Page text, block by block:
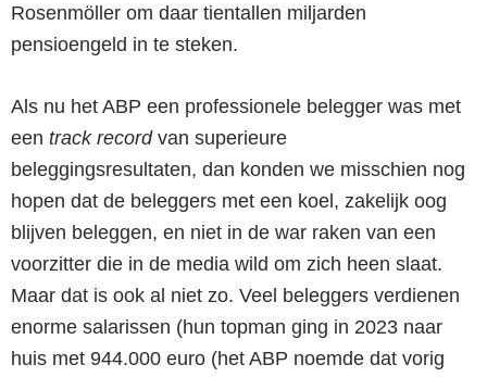
Rosenmöller om daar tientallen miljarden
pensioengeld in te steken.
Als nu het ABP een professionele belegger was met
een track recordvan superieure
beleggingsresultaten, dan konden we misschien nog
hopen dat de beleggers met een koel, zakelijk oog
blijven beleggen, en niet in de war raken van een
voorzitter die in de media wild om zich heen slaat.
Maar dat is ook al niet zo. Veel beleggers verdienen
enorme salarissen (hun topman ging in 2023 naar
huis met 944.000 euro (het ABP noemde dat vorig